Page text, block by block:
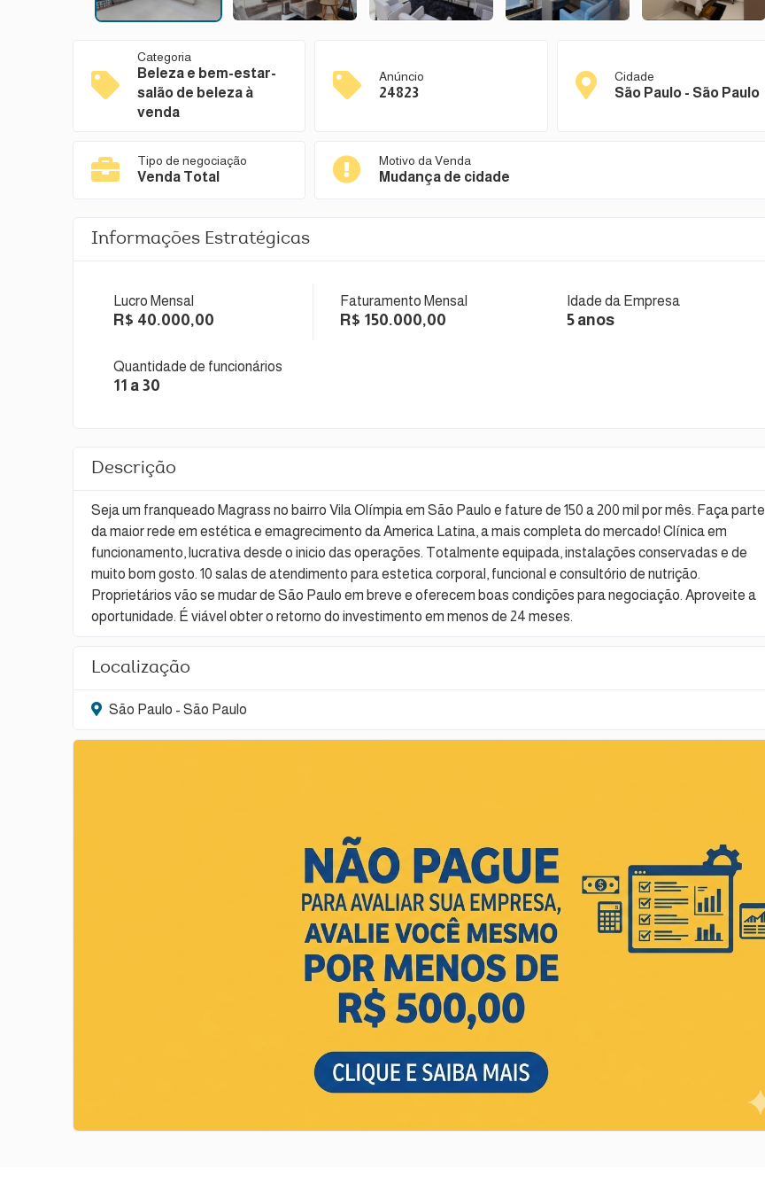
Categoria
Beleza e bem-estar-
salão de beleza à
venda
Anúncio
24823
Cidade
São Paulo - São Paulo
Tipo de negociação
Venda Total
Motivo da Venda
Mudança de cidade
Informações Estratégicas
Lucro Mensal
R$ 40.000,00
Faturamento Mensal
R$ 150.000,00
Idade da Empresa
5 anos
Quantidade de funcionários
11 a 30
Descrição
Seja um franqueado Magrass no bairro Vila Olímpia em São Paulo e fature de 150 a 200 mil por mês. Faça parte
da maior rede em estética e emagrecimento da America Latina, a mais completa do mercado! Clínica em
funcionamento, lucrativa desde o inicio das operações. Totalmente equipada, instalações conservadas e de
muito bom gosto. 10 salas de atendimento para estetica corporal, funcional e consultório de nutrição.
Proprietários vão se mudar de São Paulo em breve e oferecem boas condições para negociação. Aproveite a
oportunidade. É viável obter o retorno do investimento em menos de 24 meses.
Localização
São Paulo - São Paulo